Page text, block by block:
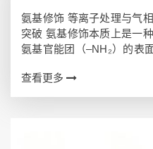
氨基修饰 等离子处理与气
突破 氨基修饰本质上是一
氨基官能团（–NH₂）的表
基材表面转变为“分子锚定
查看更多